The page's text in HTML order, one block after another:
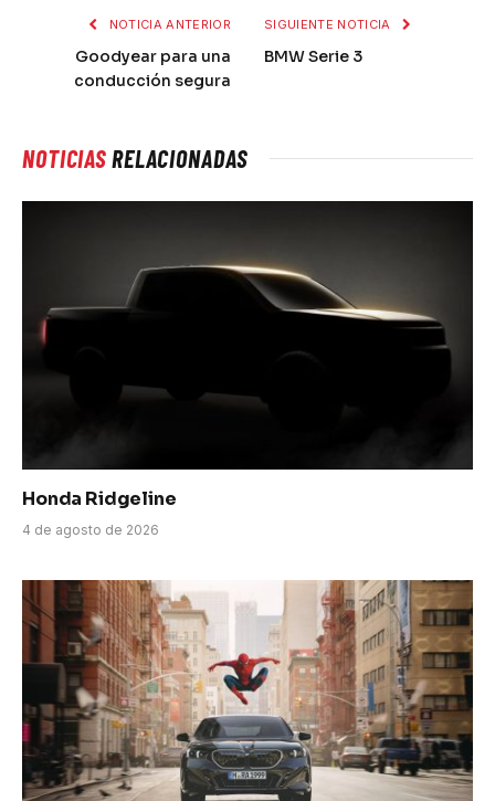
NOTICIA ANTERIOR
Goodyear para una
conducción segura
SIGUIENTE NOTICIA
BMW Serie 3
NOTICIASRELACIONADAS
Honda Ridgeline
4 de agosto de 2026